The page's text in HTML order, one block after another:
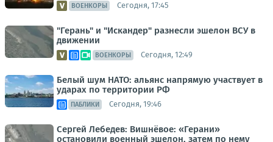
ВОЕНКОРЫ Сегодня, 17:45
"Герань" и "Искандер" разнесли эшелон ВСУ в
движении
ВОЕНКОРЫ Сегодня, 12:49
Белый шум НАТО: альянс напрямую участвует в
ударах по территории РФ
ПАБЛИКИ Сегодня, 19:46
Сергей Лебедев: Вишнёвое: «Герани»
остановили военный эшелон, затем по нему